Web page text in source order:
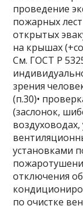
проведение
пожарных
открытых
на крышах
См. ГОСТ Р
зрения
(п.30)•
(заслонок,
установками
отключения
по очистке